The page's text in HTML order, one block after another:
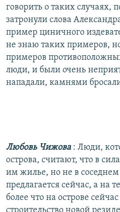
говорить о таких случаях,
затронули слова
пример циничного
не знаю таких примеров,
примеров
люди, и были очень
нападали, камнями
Любовь Чижова : Люди,
острова, считают, что в
им жилье, но не в соседнем
предлагается сейчас, а на
более что на острове